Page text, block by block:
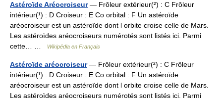
Astéroïde Aréocroiseur— Frôleur extérieur(²) : C Frôleur
intérieur(¹) : D Croiseur : E Co orbital : F Un astéroïde
aréocroiseur est un astéroïde dont l orbite croise celle de Mars.
Les astéroïdes aréocroiseurs numérotés sont listés ici. Parmi
cette… …
Wikipédia en Français
Astéroïde aréocroiseur— Frôleur extérieur(²) : C Frôleur
intérieur(¹) : D Croiseur : E Co orbital : F Un astéroïde
aréocroiseur est un astéroïde dont l orbite croise celle de Mars.
Les astéroïdes aréocroiseurs numérotés sont listés ici. Parmi